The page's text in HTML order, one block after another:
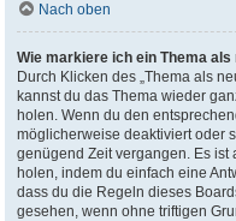
Nach oben
Wie markiere ich ein Thema als
Durch Klicken des „Thema als
kannst du das Thema wieder
holen. Wenn du den
möglicherweise deaktiviert oder
genügend Zeit vergangen. Es ist
holen, indem du einfach eine
dass du die Regeln dieses
gesehen, wenn ohne triftigen